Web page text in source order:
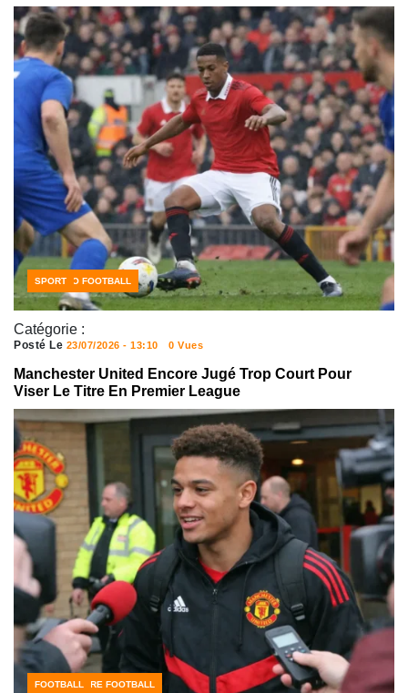
Catégorie :
FOOTBALL JOUEURS
MERCATO FOOTBALL
SPORT
Posté Le 23/07/2026 - 13:10 0 Vues
Manchester United Encore Jugé Trop Court Pour
Viser Le Titre En Premier League
CÔTE D'IVOIRE FOOTBALL
FOOTBALL